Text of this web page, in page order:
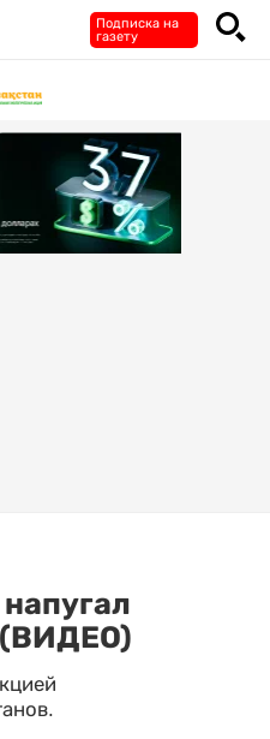
Подписка на
газету
(ВИДЕО)